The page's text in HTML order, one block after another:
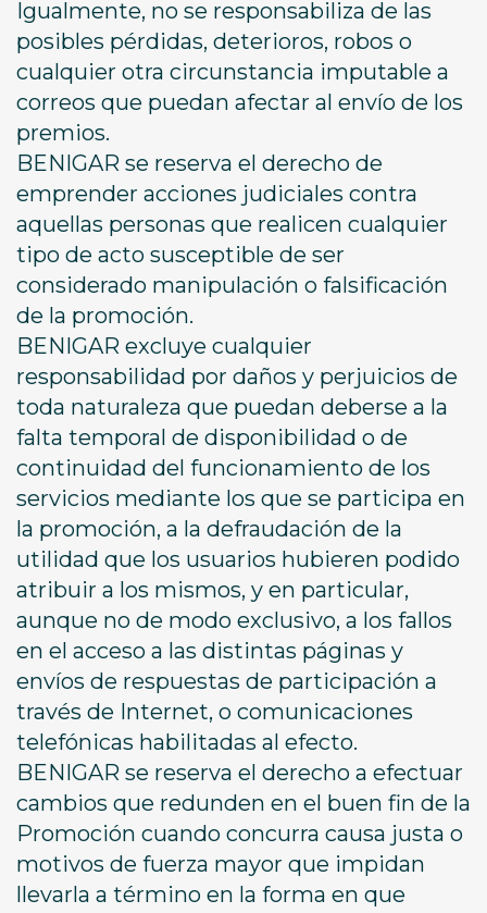
Igualmente, no se responsabiliza de las
posibles pérdidas, deterioros, robos o
cualquier otra circunstancia imputable a
correos que puedan afectar al envío de los
premios.
BENIGAR se reserva el derecho de
emprender acciones judiciales contra
aquellas personas que realicen cualquier
tipo de acto susceptible de ser
considerado manipulación o falsificación
de la promoción.
BENIGAR excluye cualquier
responsabilidad por daños y perjuicios de
toda naturaleza que puedan deberse a la
falta temporal de disponibilidad o de
continuidad del funcionamiento de los
servicios mediante los que se participa en
la promoción, a la defraudación de la
utilidad que los usuarios hubieren podido
atribuir a los mismos, y en particular,
aunque no de modo exclusivo, a los fallos
en el acceso a las distintas páginas y
envíos de respuestas de participación a
través de Internet, o comunicaciones
telefónicas habilitadas al efecto.
BENIGAR se reserva el derecho a efectuar
cambios que redunden en el buen fin de la
Promoción cuando concurra causa justa o
motivos de fuerza mayor que impidan
llevarla a término en la forma en que